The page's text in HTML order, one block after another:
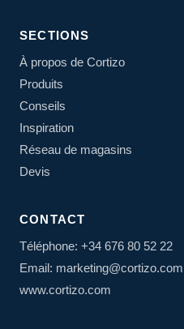
SECTIONS
À propos de Cortizo
Produits
Conseils
Inspiration
Réseau de magasins
Devis
CONTACT
Téléphone: +34 676 80 52 22
Email: marketing@cortizo.com
www.cortizo.com